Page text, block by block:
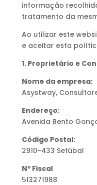
informação
tratamento da
Ao utilizar este
e aceitar esta
1. Proprietário e
Nome da empresa:
Asystway,
Endereço:
Avenida Bento
Código Postal:
2910-433 Setúbal
Nº Fiscal
513271988